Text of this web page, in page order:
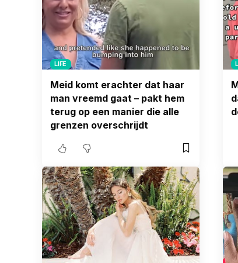
LIFE
Meid komt erachter dat haar
man vreemd gaat – pakt hem
terug op een manier die alle
grenzen overschrijdt